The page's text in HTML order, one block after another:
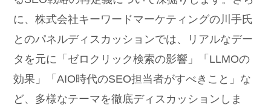
に、株式会社キーワードマーケティングの川手氏
とのパネルディスカッションでは、リアルなデー
タを元に「ゼロクリック検索の影響」「LLMOの
効果」「AIO時代のSEO担当者がすべきこと」な
ど、多様なテーマを徹底ディスカッションしま